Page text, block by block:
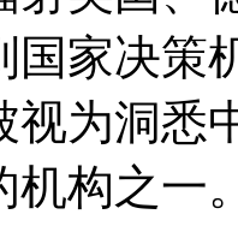
国家决策
视为洞悉
构之一。